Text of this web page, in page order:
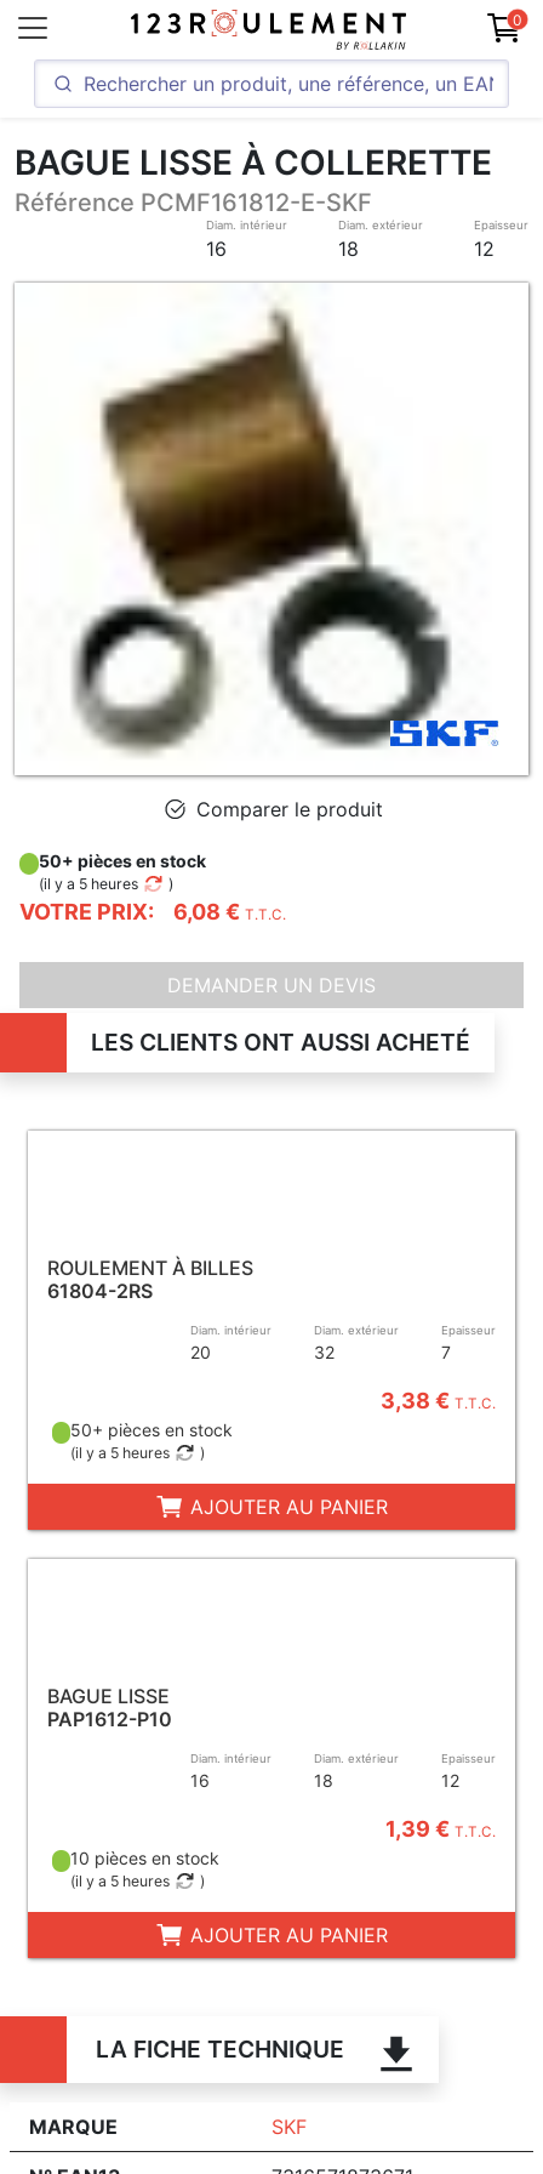
0
BAGUE LISSE À COLLERETTE
Référence PCMF161812-E-SKF
Diam. intérieur
16
Diam. extérieur
18
Epaisseur
12
Comparer le produit
VOTRE PRIX: 6,08 € T.T.C.
50+ pièces en stock
(il y a 5 heures )
DEMANDER UN DEVIS
LES CLIENTS ONT AUSSI ACHETÉ
ROULEMENT À BILLES
61804-2RS
Diam. intérieur
20
Diam. extérieur
32
Epaisseur
7
3,38 €T.T.C.
50+ pièces en stock
(il y a 5 heures )
AJOUTER AU PANIER
BAGUE LISSE
PAP1612-P10
Diam. intérieur
16
Diam. extérieur
18
Epaisseur
12
1,39 €T.T.C.
10 pièces en stock
(il y a 5 heures )
AJOUTER AU PANIER
LA FICHE TECHNIQUE
MARQUE SKF